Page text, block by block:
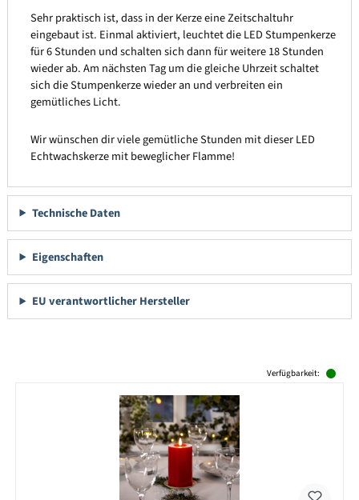
Sehr praktisch ist, dass in der Kerze eine Zeitschaltuhr
eingebaut ist. Einmal aktiviert, leuchtet die LED Stumpenkerze
für 6 Stunden und schalten sich dann für weitere 18 Stunden
wieder ab. Am nächsten Tag um die gleiche Uhrzeit schaltet
sich die Stumpenkerze wieder an und verbreiten ein
gemütliches Licht.
Wir wünschen dir viele gemütliche Stunden mit dieser LED
Echtwachskerze mit beweglicher Flamme!
Technische Daten
Eigenschaften
EU verantwortlicher Hersteller
Verfügbarkeit: